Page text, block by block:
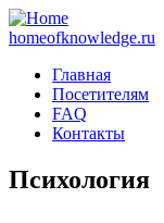
homeofknowledge.ru
Главная
Посетителям
FAQ
Контакты
Психология